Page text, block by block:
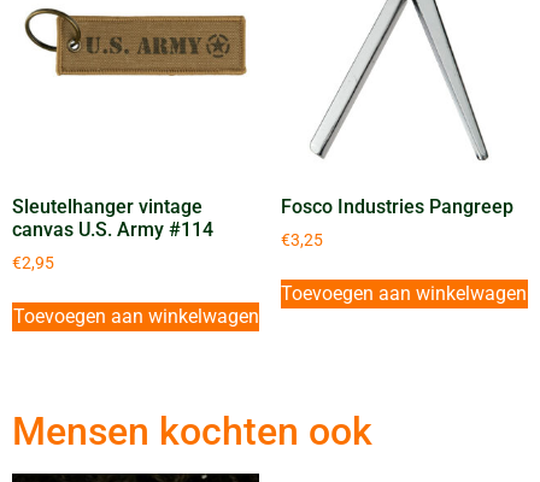
Sleutelhanger vintage
canvas U.S. Army #114
€2,95
Toevoegen aan winkelwagen
Fosco Industries Pangreep
€3,25
Toevoegen aan winkelwagen
Mensen kochten ook